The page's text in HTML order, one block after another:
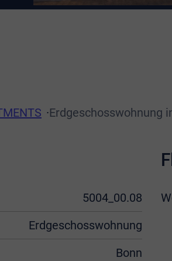
Erdgeschosswohnung
5004_00.08
Erdgeschosswohnung
Bonn